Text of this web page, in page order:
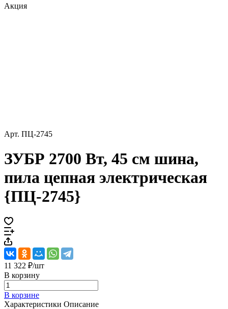
Акция
Арт. ПЦ-2745
ЗУБР 2700 Вт, 45 см шина,
пила цепная электрическая
{ПЦ-2745}
11 322 ₽/шт
В корзину
В корзине
Характеристики Описание